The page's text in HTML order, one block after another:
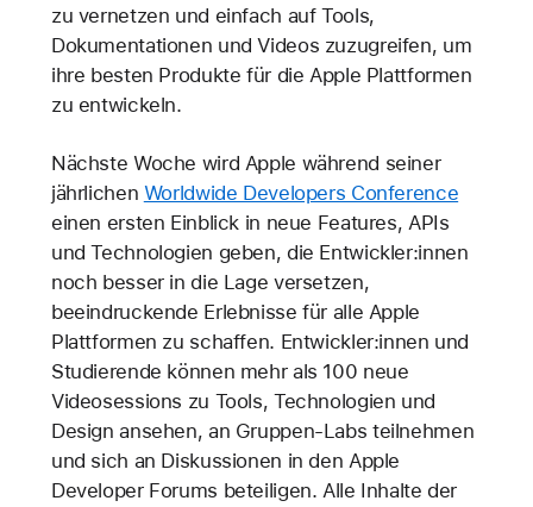
zu vernetzen und einfach auf Tools,
Dokumentationen und Videos zuzugreifen, um
ihre besten Produkte für die Apple Plattformen
zu entwickeln.
Nächste Woche wird Apple während seiner
jährlichen Worldwide Developers Conference
einen ersten Einblick in neue Features, APIs
und Technologien geben, die Entwickler:innen
noch besser in die Lage versetzen,
beeindruckende Erlebnisse für alle Apple
Plattformen zu schaffen. Entwickler:innen und
Studierende können mehr als 100 neue
Videosessions zu Tools, Technologien und
Design ansehen, an Gruppen-Labs teilnehmen
und sich an Diskussionen in den Apple
Developer Forums beteiligen. Alle Inhalte der